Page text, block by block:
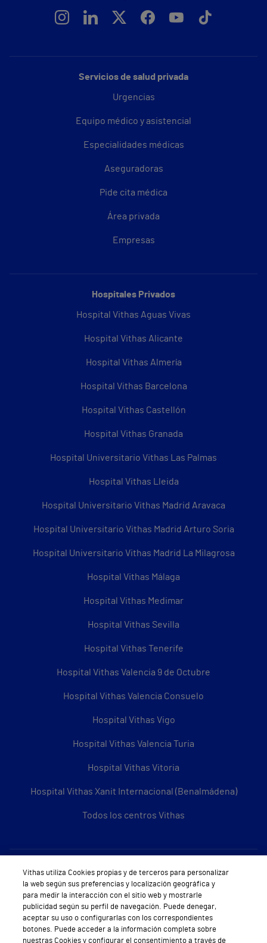
Servicios de salud privada
Urgencias
Equipo médico y asistencial
Especialidades médicas
Aseguradoras
Pide cita médica
Área privada
Empresas
Hospitales Privados
Hospital Vithas Aguas Vivas
Hospital Vithas Alicante
Hospital Vithas Almería
Hospital Vithas Barcelona
Hospital Vithas Castellón
Hospital Vithas Granada
Hospital Universitario Vithas Las Palmas
Hospital Vithas Lleida
Hospital Universitario Vithas Madrid Aravaca
Hospital Universitario Vithas Madrid Arturo Soria
Hospital Universitario Vithas Madrid La Milagrosa
Hospital Vithas Málaga
Hospital Vithas Medimar
Hospital Vithas Sevilla
Hospital Vithas Tenerife
Hospital Vithas Valencia 9 de Octubre
Hospital Vithas Valencia Consuelo
Hospital Vithas Vigo
Hospital Vithas Valencia Turia
Hospital Vithas Vitoria
Hospital Vithas Xanit Internacional (Benalmádena)
Todos los centros Vithas
Sobre Vithas
Quiénes somos
Trabajar en Vithas
Teléfono Cita Médica
Vithas utiliza Cookies propias y de terceros para personalizar
la web según sus preferencias y localización geográfica y
para medir la interacción con el sitio web y mostrarle
publicidad según su perfil de navegación. Puede denegar,
aceptar su uso o configurarlas con los correspondientes
botones. Puede acceder a la información completa sobre
nuestras Cookies y configurar el consentimiento a través de